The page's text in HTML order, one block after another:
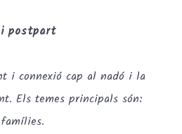
postpart
i connexió cap al nadó i la
Els temes principals són: